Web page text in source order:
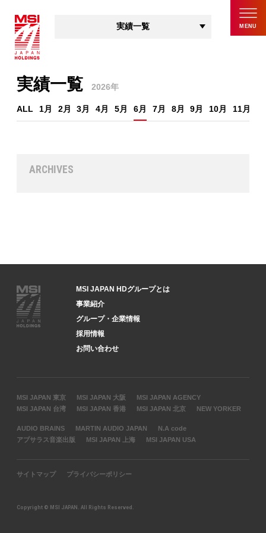
MENU
実績一覧
お知らせ
実績一覧 2026年
ALL 1月 2月 3月 4月 5月 6月 7月 8月 9月 10月 11月
ARCHIVES
MSI JAPAN HDグループとは
事業紹介
グループ・企業情報
採用情報
お問い合わせ
MSI JAPAN 東京 MSI JAPAN 大阪
MSI JAPAN AGENCY
MSI JAPAN 台湾
MSI JAPAN 香港 MSI JAPAN 北京 NEW YORKER
AUDIO BRAINS MARTIN AUDIO JAPAN
N.A code
アプサラス音楽出版
MSI JAPAN 上海 MSI JAPAN USA
サイトマップ プライバシーポリシー
Copyright © MSI JAPAN. All Rights Reserved.